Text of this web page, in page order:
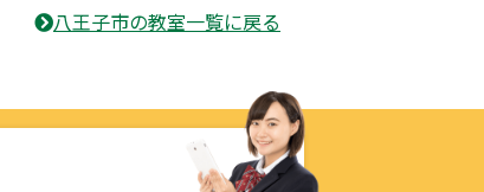
八王子市の教室一覧に戻る